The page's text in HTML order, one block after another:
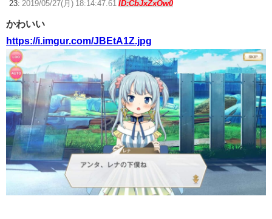
23: 2019/05/27(月) 18:14:47.61 ID:CbJxZxOw0
かわいい
https://i.imgur.com/JBEtA1Z.jpg